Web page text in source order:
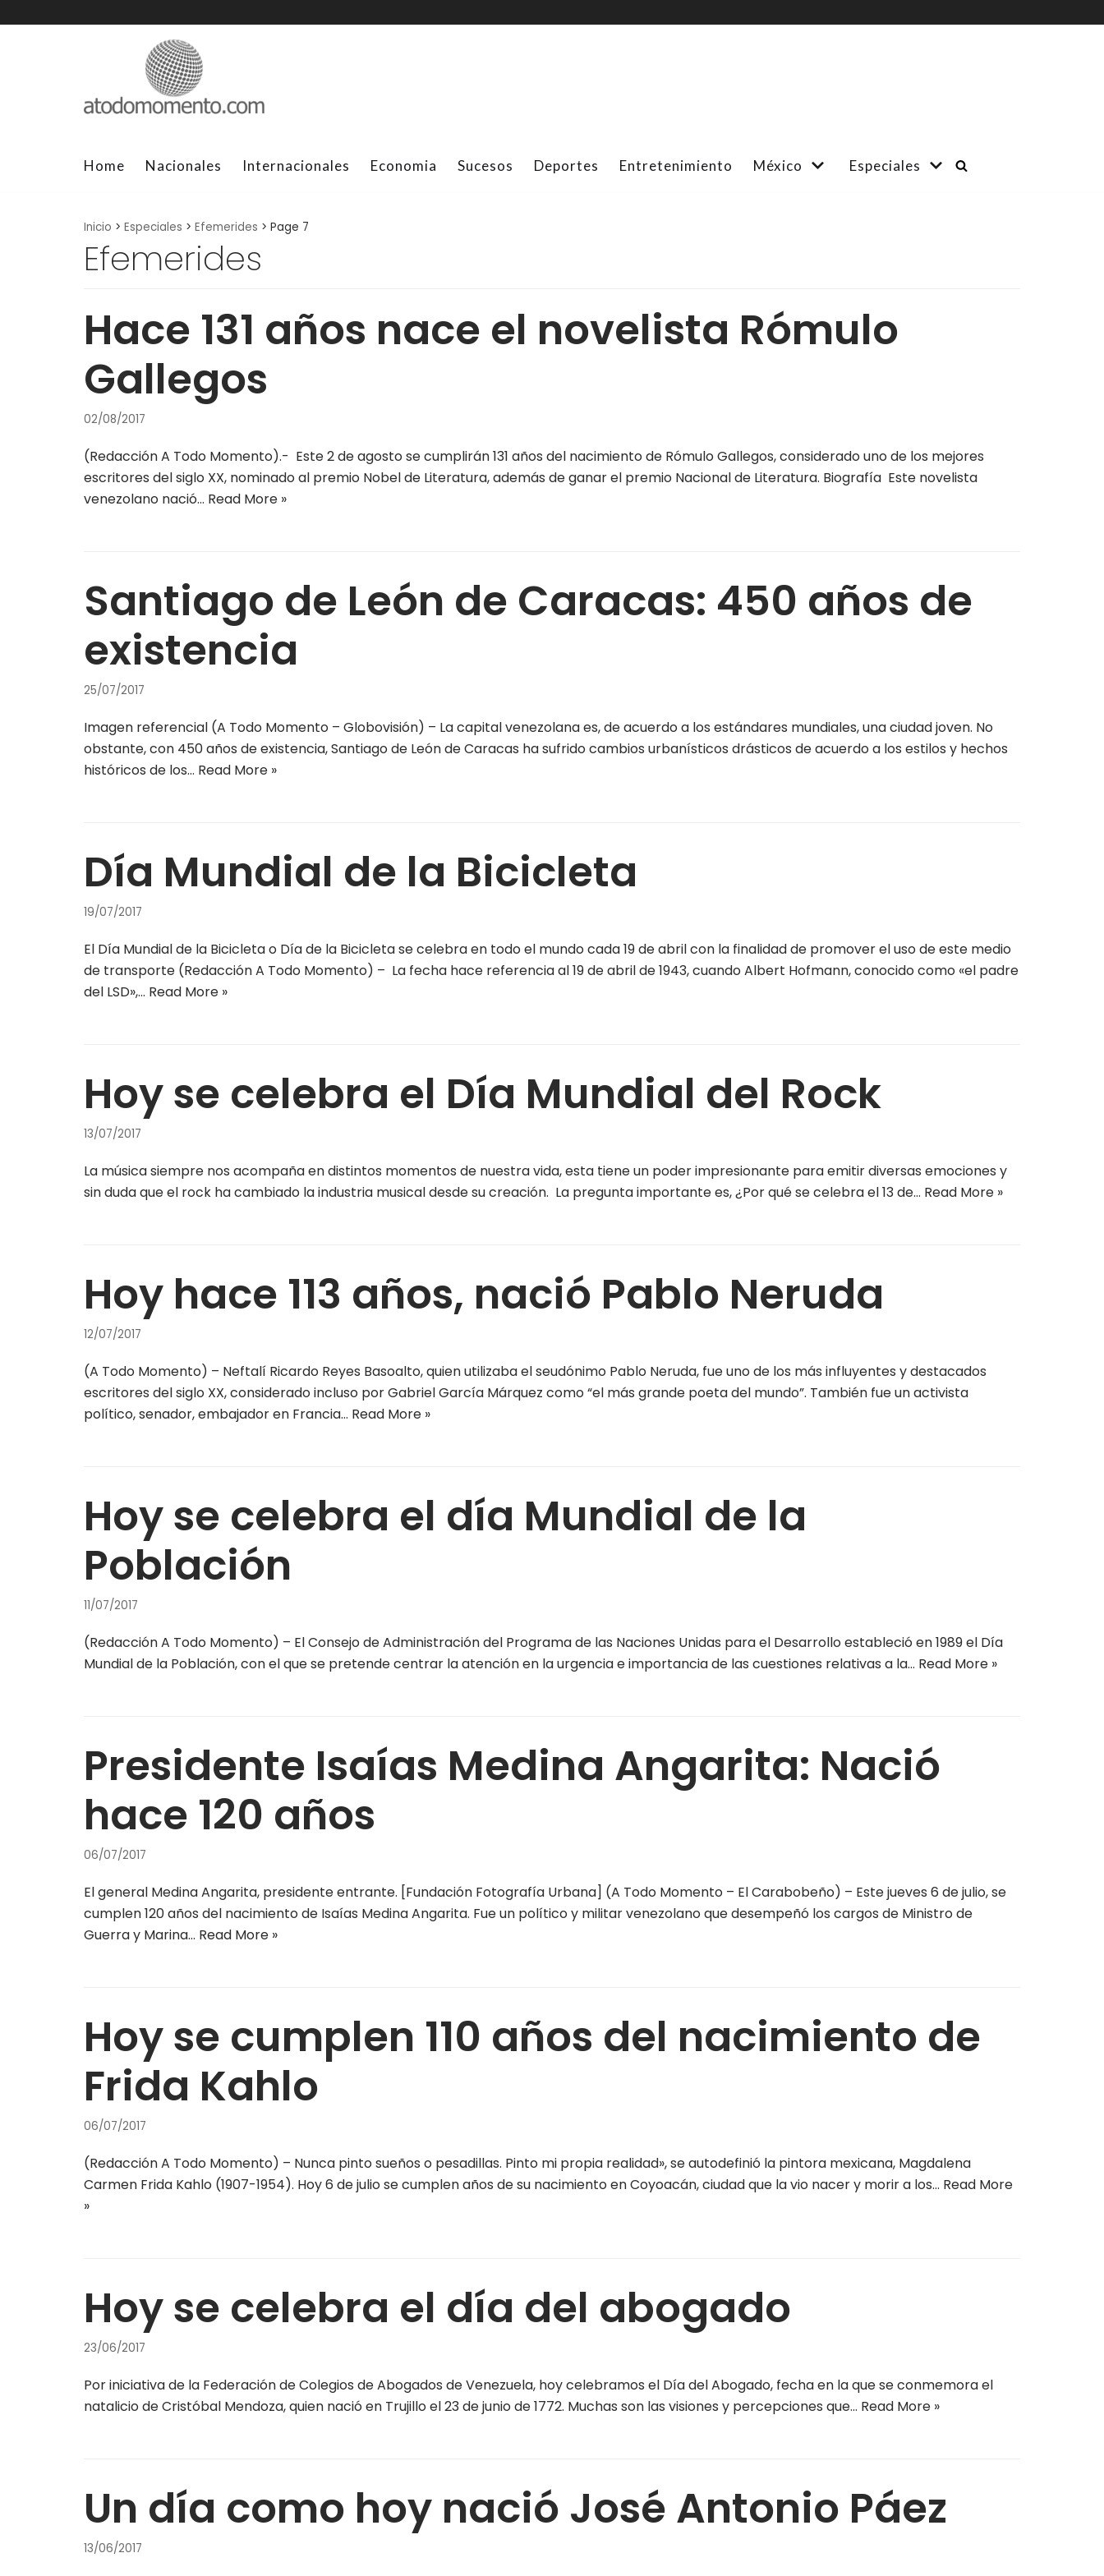
Home Nacionales Internacionales Economia Sucesos Deportes Entretenimiento México Especiales
Inicio > Especiales > Efemerides > Page 7
Efemerides
Hace 131 años nace el novelista Rómulo
Gallegos
02/08/2017
(Redacción A Todo Momento).- Este 2 de agosto se cumplirán 131 años del nacimiento de Rómulo Gallegos, considerado uno de los mejores
escritores del siglo XX, nominado al premio Nobel de Literatura, además de ganar el premio Nacional de Literatura. Biografía Este novelista
venezolano nació… Read More »
Santiago de León de Caracas: 450 años de
existencia
25/07/2017
Imagen referencial (A Todo Momento – Globovisión) – La capital venezolana es, de acuerdo a los estándares mundiales, una ciudad joven. No
obstante, con 450 años de existencia, Santiago de León de Caracas ha sufrido cambios urbanísticos drásticos de acuerdo a los estilos y hechos
históricos de los… Read More »
Día Mundial de la Bicicleta
19/07/2017
El Día Mundial de la Bicicleta o Día de la Bicicleta se celebra en todo el mundo cada 19 de abril con la finalidad de promover el uso de este medio
de transporte (Redacción A Todo Momento) – La fecha hace referencia al 19 de abril de 1943, cuando Albert Hofmann, conocido como «el padre
del LSD»,… Read More »
Hoy se celebra el Día Mundial del Rock
13/07/2017
La música siempre nos acompaña en distintos momentos de nuestra vida, esta tiene un poder impresionante para emitir diversas emociones y
sin duda que el rock ha cambiado la industria musical desde su creación. La pregunta importante es, ¿Por qué se celebra el 13 de… Read More »
Hoy hace 113 años, nació Pablo Neruda
12/07/2017
(A Todo Momento) – Neftalí Ricardo Reyes Basoalto, quien utilizaba el seudónimo Pablo Neruda, fue uno de los más influyentes y destacados
escritores del siglo XX, considerado incluso por Gabriel García Márquez como “el más grande poeta del mundo”. También fue un activista
político, senador, embajador en Francia… Read More »
Hoy se celebra el día Mundial de la
Población
11/07/2017
(Redacción A Todo Momento) – El Consejo de Administración del Programa de las Naciones Unidas para el Desarrollo estableció en 1989 el Día
Mundial de la Población, con el que se pretende centrar la atención en la urgencia e importancia de las cuestiones relativas a la… Read More »
Presidente Isaías Medina Angarita: Nació
hace 120 años
06/07/2017
El general Medina Angarita, presidente entrante. [Fundación Fotografía Urbana] (A Todo Momento – El Carabobeño) – Este jueves 6 de julio, se
cumplen 120 años del nacimiento de Isaías Medina Angarita. Fue un político y militar venezolano que desempeñó los cargos de Ministro de
Guerra y Marina… Read More »
Hoy se cumplen 110 años del nacimiento de
Frida Kahlo
06/07/2017
(Redacción A Todo Momento) – Nunca pinto sueños o pesadillas. Pinto mi propia realidad», se autodefinió la pintora mexicana, Magdalena
Carmen Frida Kahlo (1907-1954). Hoy 6 de julio se cumplen años de su nacimiento en Coyoacán, ciudad que la vio nacer y morir a los… Read More
»
Hoy se celebra el día del abogado
23/06/2017
Por iniciativa de la Federación de Colegios de Abogados de Venezuela, hoy celebramos el Día del Abogado, fecha en la que se conmemora el
natalicio de Cristóbal Mendoza, quien nació en Trujillo el 23 de junio de 1772. Muchas son las visiones y percepciones que… Read More »
Un día como hoy nació José Antonio Páez
13/06/2017